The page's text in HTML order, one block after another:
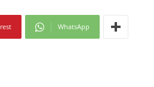
WhatsApp